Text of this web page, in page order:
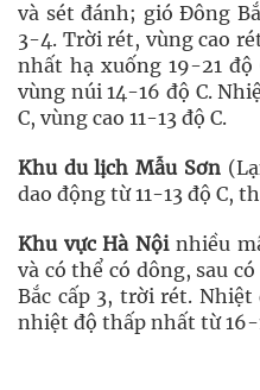
và sét đánh; gió Đông
3-4. Trời rét, vùng cao
nhất hạ xuống 19-21 độ
vùng núi 14-16 độ C.
C, vùng cao 11-13 độ C.
Khu du lịch Mẫu Sơn
dao động từ 11-13 độ C,
Khu vực Hà Nộinhiều
và có thể có dông, sau
Bắc cấp 3, trời rét. Nhiệt
nhiệt độ thấp nhất từ 16-